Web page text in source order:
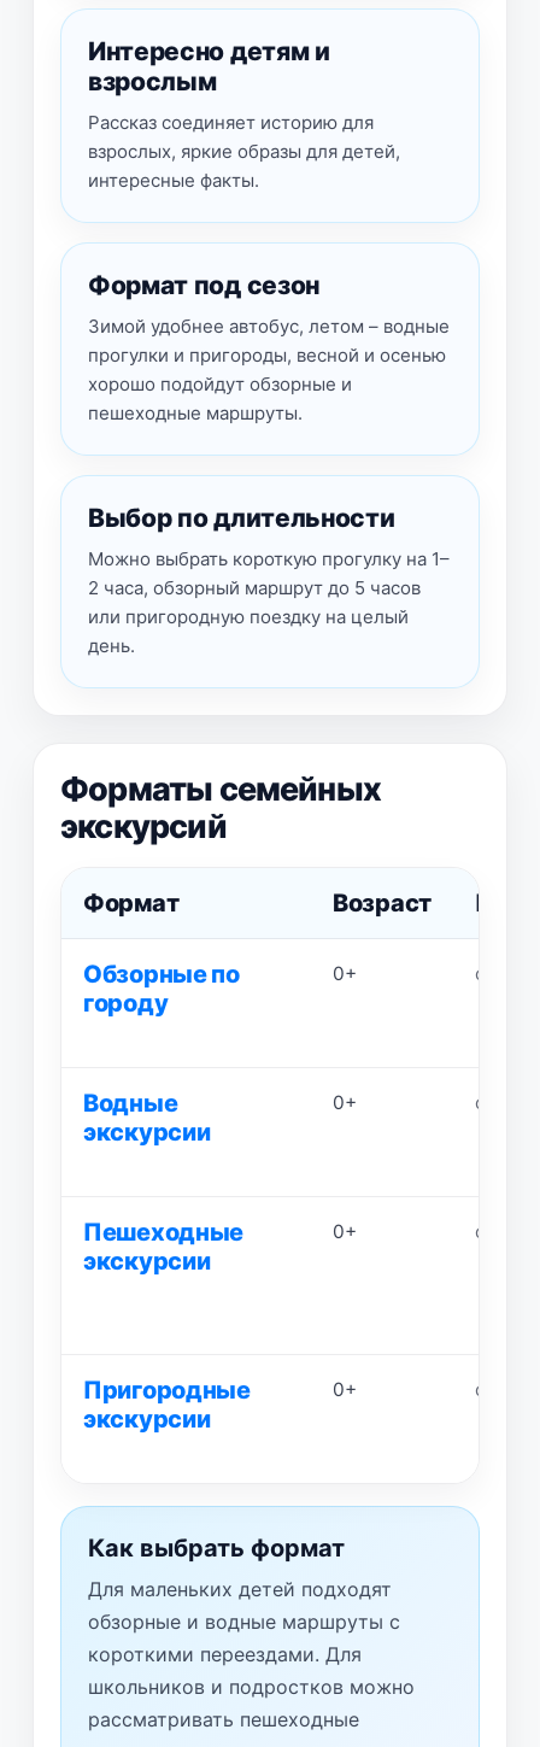
Интересно детям и
взрослым
Рассказ соединяет историю для
взрослых, яркие образы для детей,
интересные факты.
Формат под сезон
Зимой удобнее автобус, летом – водные
прогулки и пригороды, весной и осенью
хорошо подойдут обзорные и
пешеходные маршруты.
Выбор по длительности
Можно выбрать короткую прогулку на 1–
2 часа, обзорный маршрут до 5 часов
или пригородную поездку на целый
день.
Форматы семейных
экскурсий
Формат Возраст
Обзорные по
городу
0+ от 1
Водные
экскурсии
0+ от 1
Пешеходные
экскурсии
0+ от 1,5
Пригородные
экскурсии
0+ от 5
Как выбрать формат
Для маленьких детей подходят
обзорные и водные маршруты с
короткими переездами. Для
школьников и подростков можно
рассматривать пешеходные